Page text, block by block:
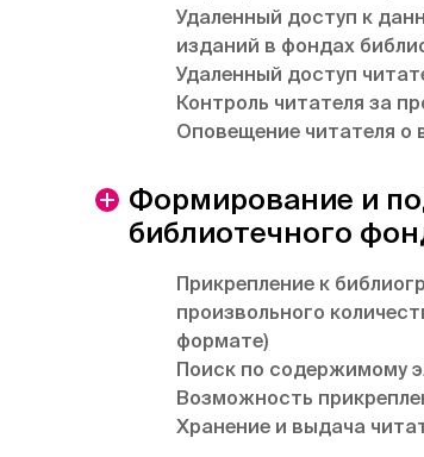
Удаленный доступ к
изданий в фондах
Удаленный доступ
Контроль читателя за
Оповещение читателя о
Формирование и
библиотечного
Прикрепление к
произвольного
формате)
Поиск по содержимому
Возможность
Хранение и выдача